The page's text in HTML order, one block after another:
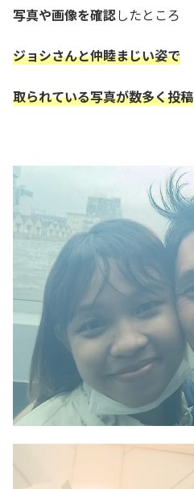
写真や画像を確認したところ
ジョシさんと仲睦まじい姿で
取られている写真が数多く投稿